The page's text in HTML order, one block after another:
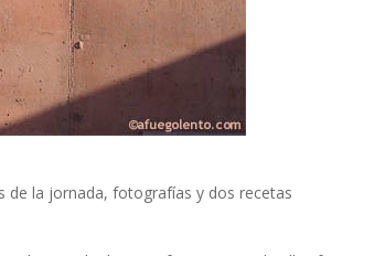
de la jornada, fotografías y dos recetas